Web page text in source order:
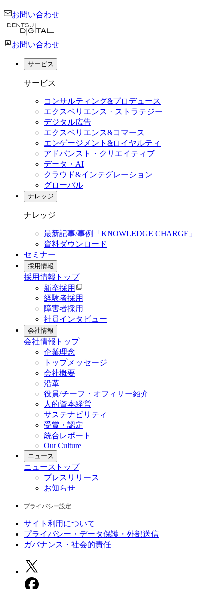
お問い合わせ
お問い合わせ
サービス
サービス
コンサルティング&プロデュース
エクスペリエンス・ストラテジー
デジタル広告
エクスペリエンス&コマース
エンゲージメント&ロイヤルティ
アドバンスト・クリエイティブ
データ・AI
クラウド&インテグレーション
グローバル
ナレッジ
ナレッジ
最新記事/事例「KNOWLEDGE CHARGE」
資料ダウンロード
セミナー
採用情報
採用情報 トップ
新卒採用
経験者採用
障害者採用
社員インタビュー
会社情報
会社情報 トップ
企業理念
トップメッセージ
会社概要
沿革
役員/チーフ・オフィサー紹介
人的資本経営
サステナビリティ
受賞・認定
統合レポート
Our Culture
ニュース
ニュース トップ
プレスリリース
お知らせ
プライバシー設定
サイト利用について
プライバシー・データ保護・外部送信
ガバナンス・社会的責任